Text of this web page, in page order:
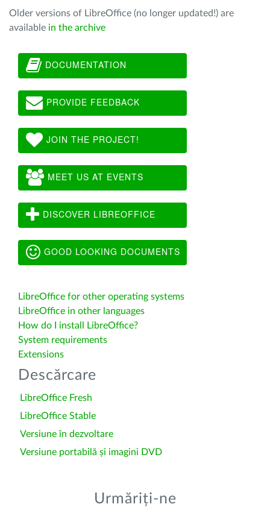
Older versions of LibreOffice (no longer updated!) are
available in the archive
DOCUMENTATION
PROVIDE FEEDBACK
JOIN THE PROJECT!
MEET US AT EVENTS
DISCOVER LIBREOFFICE
GOOD LOOKING DOCUMENTS
LibreOffice for other operating systems
LibreOffice in other languages
How do I install LibreOffice?
System requirements
Extensions
Descărcare
LibreOffice Fresh
LibreOffice Stable
Versiune în dezvoltare
Versiune portabilă și imagini DVD
Urmăriți-ne